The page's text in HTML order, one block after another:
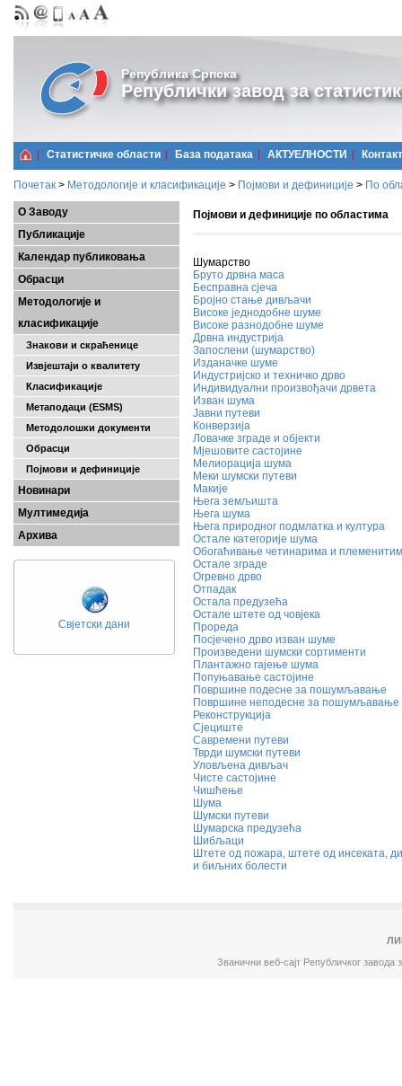
Република Српска
Републички завод за
Статистичке области Базa података АКТУЕЛНОСТИ Контакт
Почетак > Методологије и класификације > Појмови и дефиниције > По
О Заводу
Публикације
Календар публиковања
Обрасци
Методологије и
класификације
Знакови и скраћенице
Извјештаји о квалитету
Класификације
Метаподаци (ESMS)
Методолошки документи
Обрасци
Појмови и дефиниције
Новинари
Мултимедија
Архива
Свјетски дани
Појмови и дефиниције по областима
Шумарство
Бруто дрвна маса
Бесправна сјеча
Бројно стање дивљачи
Високе једнодобне шуме
Високе разнодобне шуме
Дрвнa индустријa
Запослени (шумарство)
Изданачке шуме
Индустријско и техничко дрво
Индивидуални произвођачи дрвета
Изван шума
Јавни путеви
Конверзија
Ловачке зграде и објекти
Мјешовите састојине
Мелиорација шума
Меки шумски путеви
Макије
Њега земљишта
Њега шума
Њега природног подмлатка и култура
Остале категорије шума
Обогаћивање четинарима и
Остале зграде
Огревно дрво
Отпадак
Остала предузећа
Остале штете од човјека
Прореда
Посјечено дрво изван шуме
Произведени шумски сортименти
Плантажно гајење шума
Попуњавање састојине
Површине подесне за пошумљавање
Површине неподесне за пошумљавање
Реконструкција
Сјециште
Савремени путеви
Тврди шумски путеви
Уловљена дивљач
Чисте састојине
Чишћење
Шума
Шумски путеви
Шумарска предузећа
Шибљаци
Штете од пожара, штете од инсеката,
и биљних болести
Званични веб-сајт Републичког